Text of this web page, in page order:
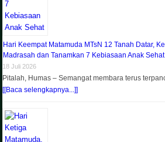
Hari Keempat Matamuda MTsN 12 Tanah Datar,
Madrasah dan Tanamkan 7 Kebiasaan Anak Sehat
18 Juli 2026
Pitalah, Humas – Semangat membara terus
[[Baca selengkapnya...]]